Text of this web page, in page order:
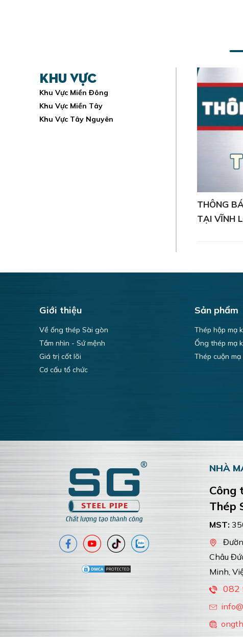
Khu vực
Khu Vực Miền Đông
Khu Vực Miền Tây
Khu Vực Tây Nguyên
THÔNG
TẠI VĨNH
Giới thiệu
Về ống thép Sài gòn
Tầm nhìn - Sứ mệnh
Giá trị cốt lõi
Cơ cấu tổ chức
Sản phẩm
Thép hộp mạ
Ống thép mạ
Thép cuộn mạ
NHÀ
Công
Thép
MST:
Châu
Minh,
082